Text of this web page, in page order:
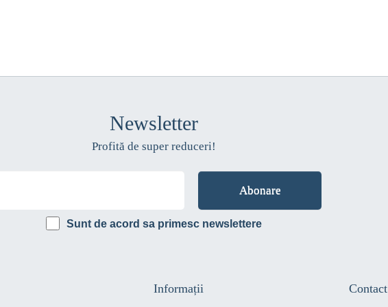
Newsletter
Profită de super reduceri!
Sunt de acord sa primesc newslettere
Informații Contact